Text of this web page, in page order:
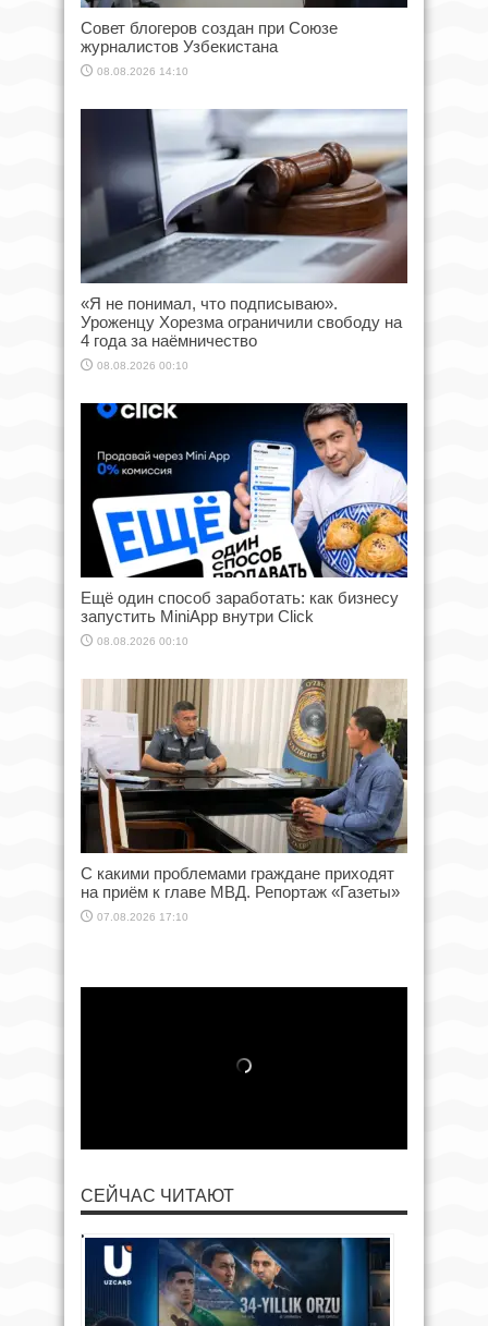
Совет блогеров создан при Союзе
журналистов Узбекистана
08.08.2026 14:10
«Я не понимал, что подписываю».
Уроженцу Хорезма ограничили свободу на
4 года за наёмничество
08.08.2026 00:10
Ещё один способ заработать: как бизнесу
запустить MiniApp внутри Click
08.08.2026 00:10
С какими проблемами граждане приходят
на приём к главе МВД. Репортаж «Газеты»
07.08.2026 17:10
СЕЙЧАС ЧИТАЮТ